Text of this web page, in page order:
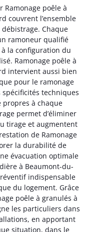
Ramonage poêle à
couvrent l’ensemble
Chaque
ramoneur qualifié
la configuration du
Ramonage poêle à
intervient aussi bien
pour le ramonage
techniques
propres à chaque
permet d’éliminer
tirage et augmentent
de Ramonage
la durabilité de
évacuation optimale
à Beaumont-du-
indispensable
du logement. Grâce
poêle à granulés à
les particuliers dans
en apportant
situation, dans le